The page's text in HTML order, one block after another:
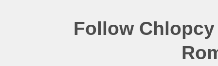
Follow